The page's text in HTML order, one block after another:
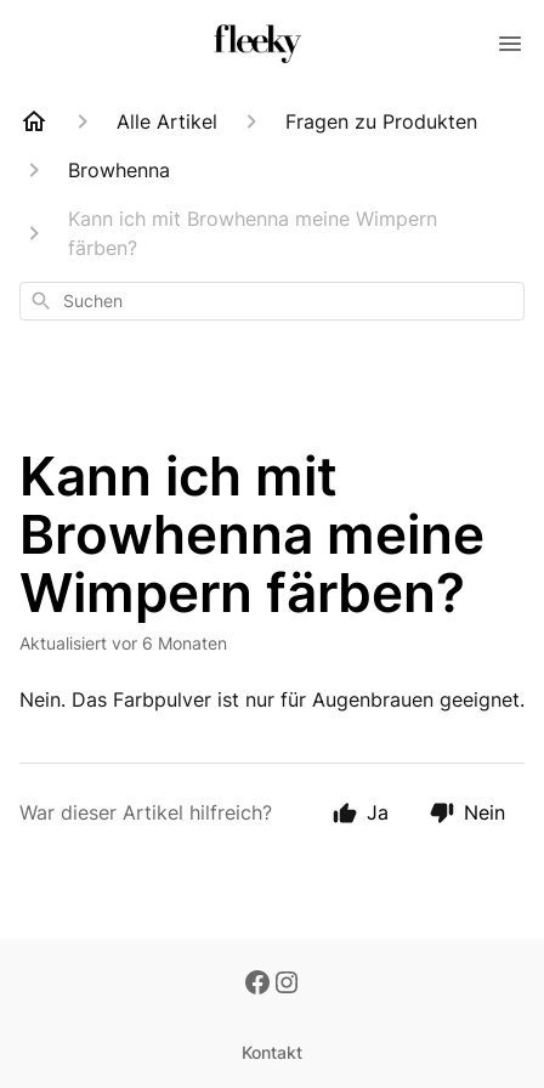
Alle Artikel
Fragen zu Produkten
Browhenna
Kann ich mit Browhenna meine Wimpern
färben?
Suchen
Kann ich mit
Browhenna meine
Wimpern färben?
Aktualisiert vor 6 Monaten
Nein. Das Farbpulver ist nur für Augenbrauen geeignet.
War dieser Artikel hilfreich? Ja Nein
Kontakt